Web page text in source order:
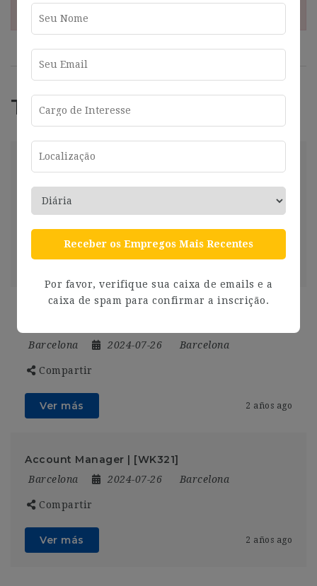
Trabajos Relacionados
Helpdesk Con Catalán Y Francés (16-
Barcelona
Ver más 2 años ago
Barcelona 2024-07-26 Barcelona
Compartir
Ver más 2 años ago
Account Manager | [WK321]
Barcelona 2024-07-26 Barcelona
Compartir
Ver más 2 años ago
Receber os Empregos Mais Recentes
Por favor, verifique sua caixa de emails e a
caixa de spam para confirmar a inscrição.